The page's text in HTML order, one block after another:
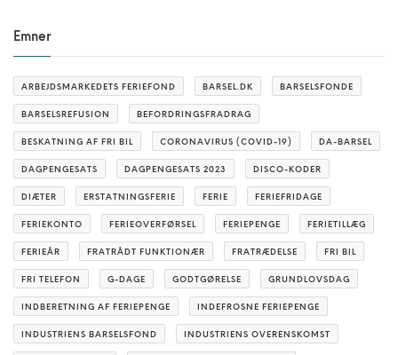
Emner
ARBEJDSMARKEDETS FERIEFOND BARSEL.DK BARSELSFONDE
BARSELSREFUSION BEFORDRINGSFRADRAG
BESKATNING AF FRI BIL CORONAVIRUS (COVID-19) DA-BARSEL
DAGPENGESATS DAGPENGESATS 2023 DISCO-KODER
DIÆTER ERSTATNINGSFERIE FERIE FERIEFRIDAGE
FERIEKONTO FERIEOVERFØRSEL FERIEPENGE FERIETILLÆG
FERIEÅR FRATRÅDT FUNKTIONÆR FRATRÆDELSE FRI BIL
FRI TELEFON G-DAGE GODTGØRELSE GRUNDLOVSDAG
INDBERETNING AF FERIEPENGE INDEFROSNE FERIEPENGE
INDUSTRIENS BARSELSFOND INDUSTRIENS OVERENSKOMST